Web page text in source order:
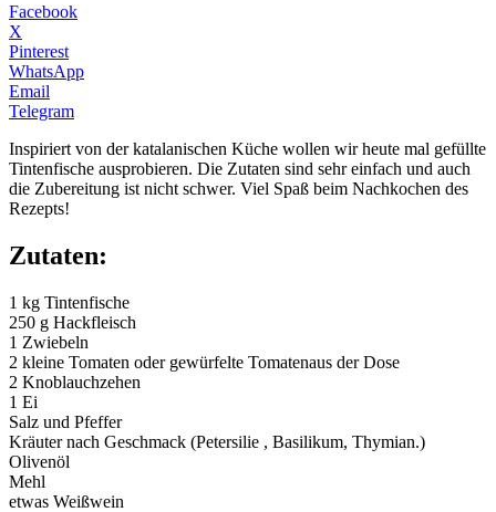
Facebook
X
Pinterest
WhatsApp
Email
Telegram
Inspiriert von der katalanischen Küche wollen wir heute mal gefüllte
Tintenfische ausprobieren. Die Zutaten sind sehr einfach und auch
die Zubereitung ist nicht schwer. Viel Spaß beim Nachkochen des
Rezepts!
Zutaten:
1 kg Tintenfische
250 g Hackfleisch
1 Zwiebeln
2 kleine Tomaten oder gewürfelte Tomatenaus der Dose
2 Knoblauchzehen
1 Ei
Salz und Pfeffer
Kräuter nach Geschmack (Petersilie , Basilikum, Thymian.)
Olivenöl
Mehl
etwas Weißwein